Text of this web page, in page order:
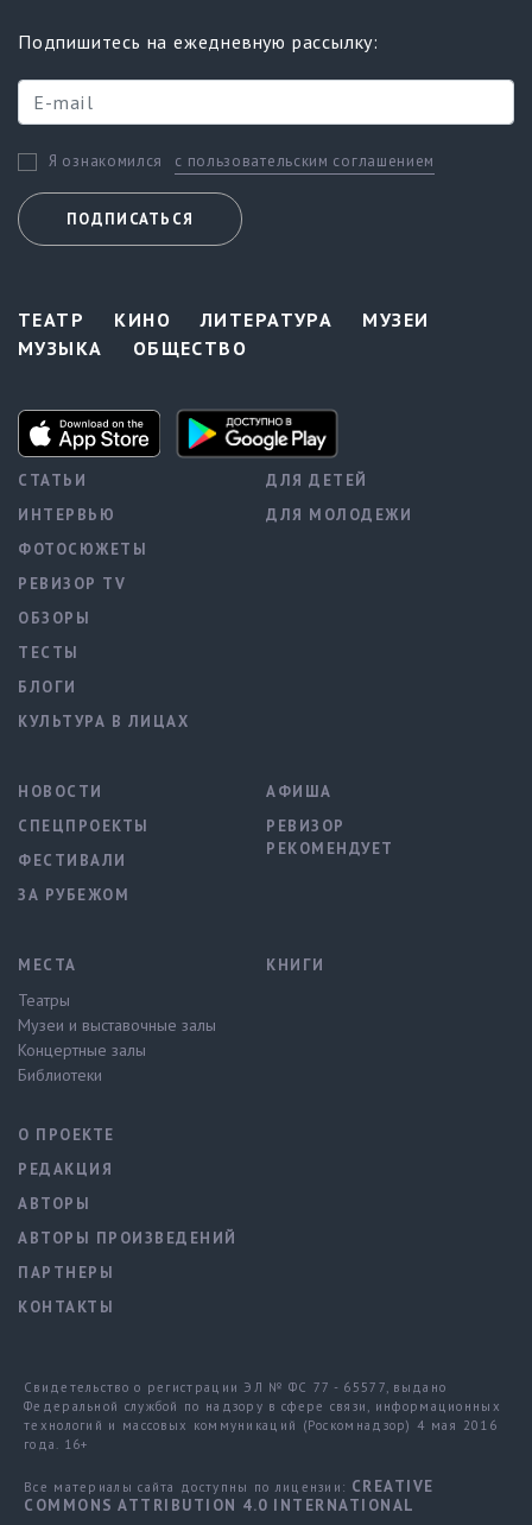
Подпишитесь на ежедневную рассылку:
Я ознакомился с пользовательским соглашением
ПОДПИСАТЬСЯ
ТЕАТР КИНО ЛИТЕРАТУРА
МУЗЕИ
МУЗЫКА
ОБЩЕСТВО
СТАТЬИ
ИНТЕРВЬЮ
ФОТОСЮЖЕТЫ
РЕВИЗОР TV
ОБЗОРЫ
ТЕСТЫ
БЛОГИ
КУЛЬТУРА В ЛИЦАХ
ДЛЯ ДЕТЕЙ
ДЛЯ МОЛОДЕЖИ
НОВОСТИ
СПЕЦПРОЕКТЫ
ФЕСТИВАЛИ
ЗА РУБЕЖОМ
АФИША
РЕВИЗОР
РЕКОМЕНДУЕТ
МЕСТА
Театры
Музеи и выставочные залы
Концертные залы
Библиотеки
КНИГИ
О ПРОЕКТЕ
РЕДАКЦИЯ
АВТОРЫ
АВТОРЫ ПРОИЗВЕДЕНИЙ
ПАРТНЕРЫ
КОНТАКТЫ
Свидетельство о регистрации ЭЛ № ФС 77 - 65577, выдано
Федеральной службой по надзору в сфере связи, информационных
технологий и массовых коммуникаций (Роскомнадзор) 4 мая 2016
года. 16+
Все материалы сайта доступны по лицензии: CREATIVE
COMMONS ATTRIBUTION 4.0 INTERNATIONAL